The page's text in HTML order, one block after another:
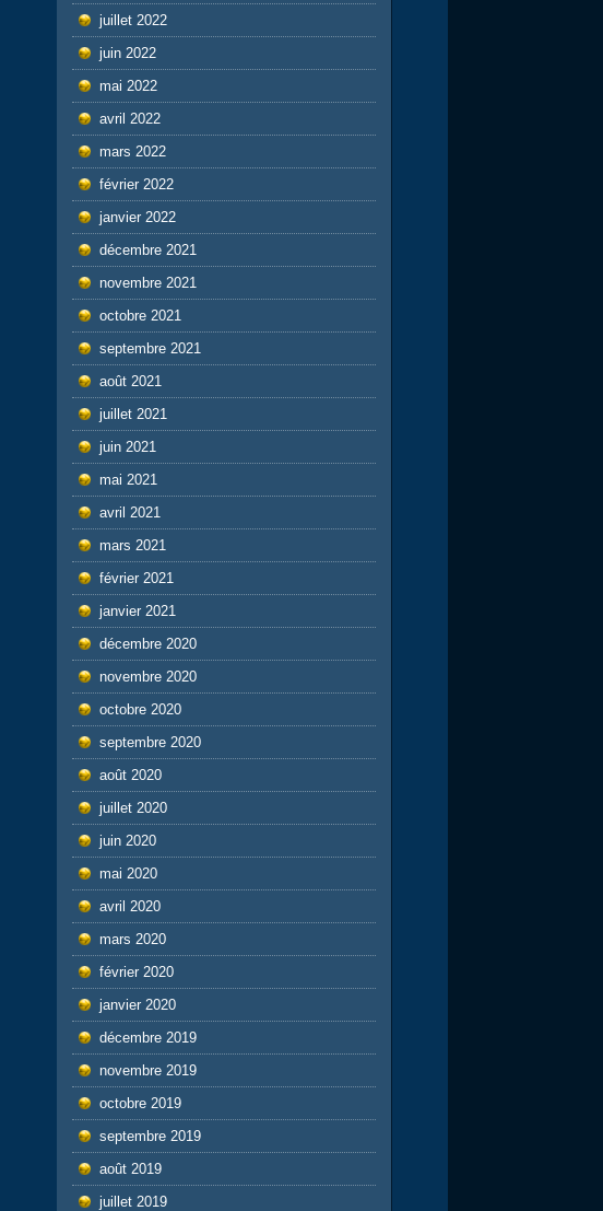
juillet 2022
juin 2022
mai 2022
avril 2022
mars 2022
février 2022
janvier 2022
décembre 2021
novembre 2021
octobre 2021
septembre 2021
août 2021
juillet 2021
juin 2021
mai 2021
avril 2021
mars 2021
février 2021
janvier 2021
décembre 2020
novembre 2020
octobre 2020
septembre 2020
août 2020
juillet 2020
juin 2020
mai 2020
avril 2020
mars 2020
février 2020
janvier 2020
décembre 2019
novembre 2019
octobre 2019
septembre 2019
août 2019
juillet 2019